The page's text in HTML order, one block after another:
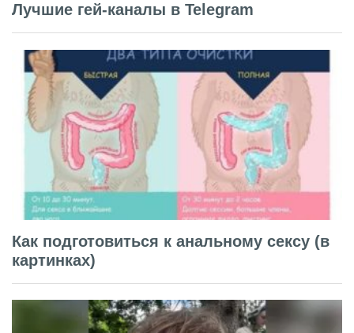
Лучшие гей-каналы в Telegram
Как подготовиться к анальному сексу (в
картинках)